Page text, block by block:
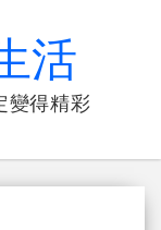
活
變得精彩